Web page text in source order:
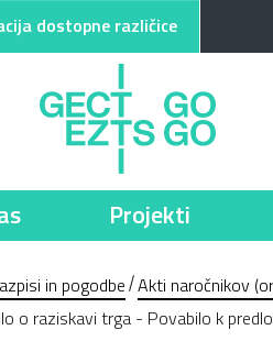
dostopne različice
Projekti
in pogodbe Akti naročnikov
o raziskavi trga - Povabilo k